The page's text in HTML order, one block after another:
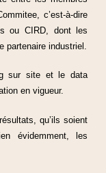
c’est-à-dire
ou CIRD, dont les
industriel.
sur site et le data
en vigueur.
qu’ils soient
évidemment, les